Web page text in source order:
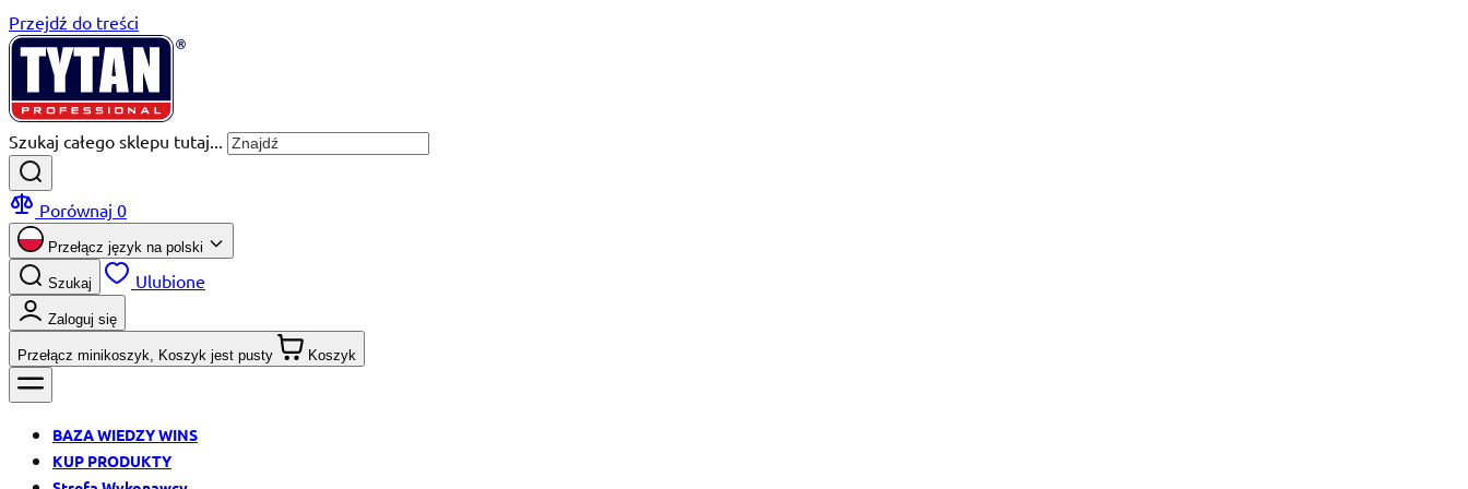
Przejdź do treści
Szukaj całego sklepu tutaj...
Porównaj 0
Przełącz język na polski
Szukaj Ulubione
Zaloguj się
Przełącz minikoszyk, Koszyk jest pusty Koszyk
BAZA WIEDZY WINS
KUP PRODUKTY